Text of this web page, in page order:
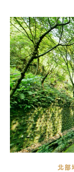
北部